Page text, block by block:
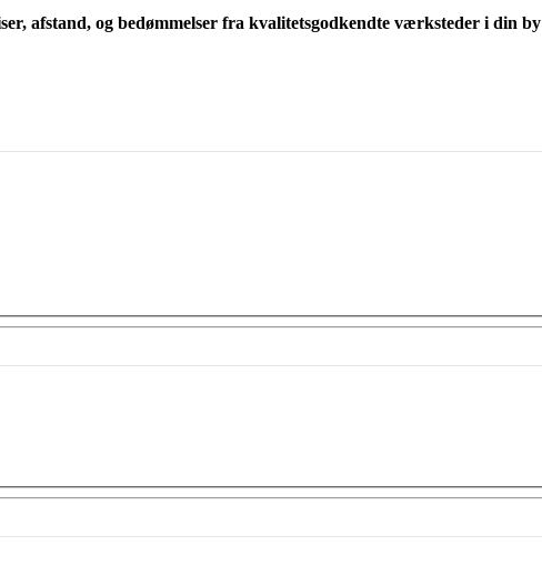
afstand, og bedømmelser fra kvalitetsgodkendte værksteder i din by